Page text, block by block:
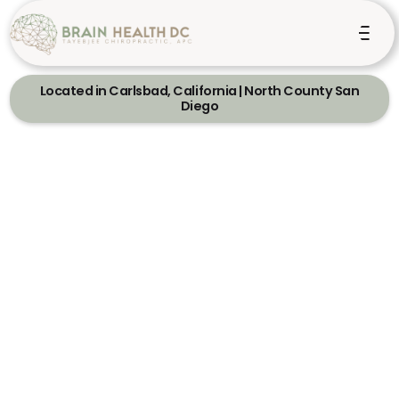
Located in Carlsbad, California | North County San
Diego